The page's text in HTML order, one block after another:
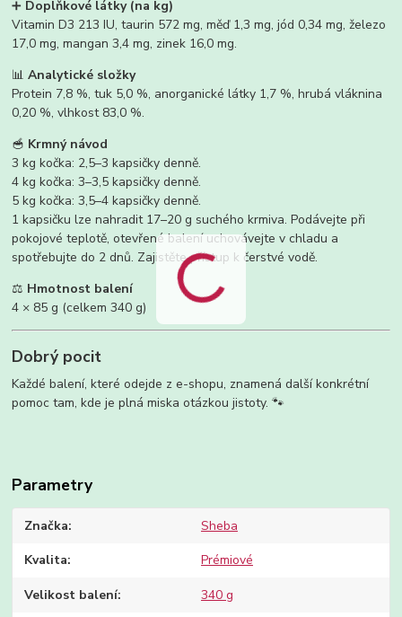
➕ Doplňkové látky (na kg)
Vitamin D3 213 IU, taurin 572 mg, měď 1,3 mg, jód 0,34 mg, železo
17,0 mg, mangan 3,4 mg, zinek 16,0 mg.
📊Analytické složky
Protein 7,8 %, tuk 5,0 %, anorganické látky 1,7 %, hrubá vláknina
0,20 %, vlhkost 83,0 %.
🥣 Krmný návod
3 kg kočka: 2,5–3 kapsičky denně.
4 kg kočka: 3–3,5 kapsičky denně.
5 kg kočka: 3,5–4 kapsičky denně.
1 kapsičku lze nahradit 17–20 g suchého krmiva. Podávejte při
pokojové teplotě, otevřené balení uchovávejte v chladu a
spotřebujte do 2 dnů. Zajistěte přístup k čerstvé vodě.
⚖️ Hmotnost balení
4 × 85 g (celkem 340 g)
Dobrý pocit
Každé balení, které odejde z e-shopu, znamená další konkrétní
pomoc tam, kde je plná miska otázkou jistoty. 🐾
Parametry
Značka Sheba
Kvalita Prémiové
Velikost balení 340 g